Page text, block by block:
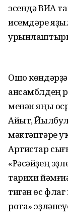
эсендә ВИА
исемдәре
Ошо
ансамблдең
менән яңы
Айыт,
мәктәптәре
Артистар
«Рәсәйҙең
тарихи
тигән өс
рота»